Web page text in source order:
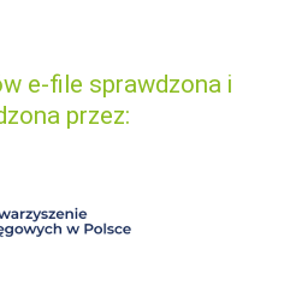
e-file sprawdzona i
przez: